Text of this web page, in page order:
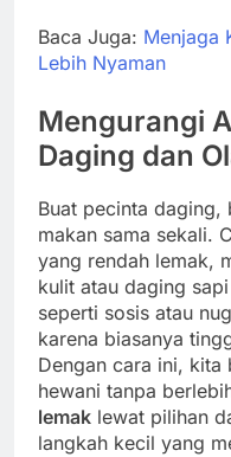
Baca Juga: Menjaga
Lebih Nyaman
Mengurangi
Daging dan
Buat pecinta daging,
makan sama sekali.
yang rendah lemak,
kulit atau daging
seperti sosis atau
karena biasanya
Dengan cara ini,
hewani tanpa
lemak lewat pilihan
langkah kecil yang